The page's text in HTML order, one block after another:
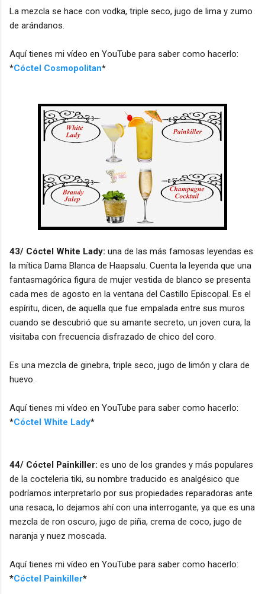
La mezcla se hace con vodka, triple seco, jugo de lima y zumo
de arándanos.
Aquí tienes mi vídeo en YouTube para saber como hacerlo:
*Cóctel Cosmopolitan*
43/ Cóctel White Lady: una de las más famosas leyendas es
la mítica Dama Blanca de Haapsalu. Cuenta la leyenda que una
fantasmagórica figura de mujer vestida de blanco se presenta
cada mes de agosto en la ventana del Castillo Episcopal. Es el
espíritu, dicen, de aquella que fue empalada entre sus muros
cuando se descubrió que su amante secreto, un joven cura, la
visitaba con frecuencia disfrazado de chico del coro.
Es una mezcla de ginebra, triple seco, jugo de limón y clara de
huevo.
Aquí tienes mi vídeo en YouTube para saber como hacerlo:
*Cóctel White Lady*
44/ Cóctel Painkiller: es uno de los grandes y más populares
de la cocteleria tiki, su nombre traducido es analgésico que
podríamos interpretarlo por sus propiedades reparadoras ante
una resaca, lo dejamos ahí con una interrogante, ya que es una
mezcla de ron oscuro, jugo de piña, crema de coco, jugo de
naranja y nuez moscada.
Aquí tienes mi vídeo en YouTube para saber como hacerlo:
*Cóctel Painkiller*